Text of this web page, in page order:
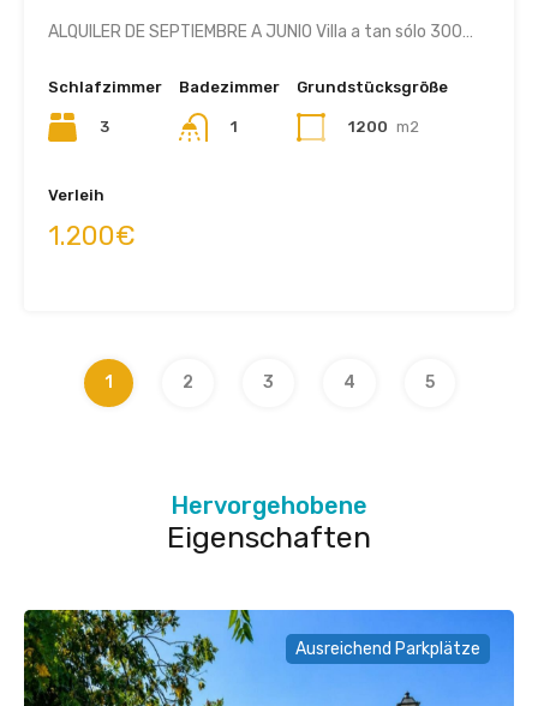
ALQUILER DE SEPTIEMBRE A JUNIO Villa a tan sólo 300…
Schlafzimmer
3
Badezimmer
1
Grundstücksgröße
1200 m2
Verleih
1.200€
1 2 3 4 5
Hervorgehobene
Eigenschaften
Ausreichend Parkplätze